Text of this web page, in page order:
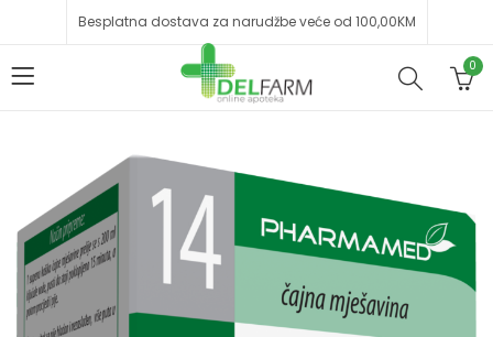
Besplatna dostava za narudžbe veće od 100,00KM
0